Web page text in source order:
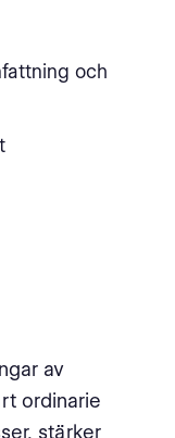
och
av
ordinarie
stärker